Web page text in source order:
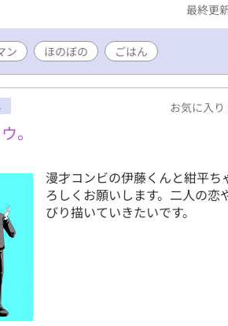
最終更
ン ほのぼの ごはん
お気に入り
。
漫才コンビの伊藤くんと紺平ち
ろしくお願いします。二人の
びり描いていきたいです。